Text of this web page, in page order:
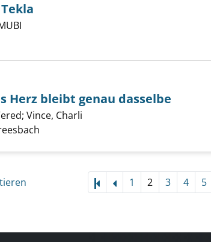
nach Tekla anzeigen
das Herz bleibt genau dasselbe anzeigen
Herz bleibt genau dasselbe
; Vince, Charli
1 2 3 4 5